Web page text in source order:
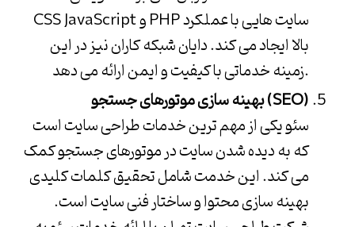
CSS JavaScript و PHP سایت هایی با عملکرد
بالا ایجاد می کند.دایان شبکه کاراننیز در این
زمینه خدماتی با کیفیت و ایمن ارائه می دهد.
بهینه سازی موتورهای جستجو (SEO)
سئو یکی از مهم ترین خدمات طراحی سایت است
که به دیده شدن سایت در موتورهای جستجو کمک
می کند. این خدمت شامل تحقیق کلمات کلیدی
بهینه سازی محتوا و ساختار فنی سایت است.